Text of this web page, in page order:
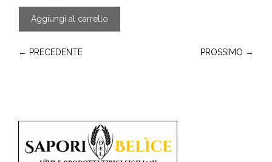
Aggiungi al carrello
← PRECEDENTE PROSSIMO →